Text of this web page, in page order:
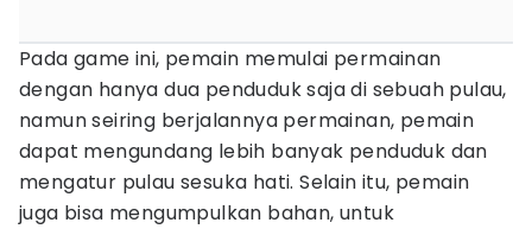
Pada game ini, pemain memulai permainan
dengan hanya dua penduduk saja di sebuah pulau,
namun seiring berjalannya permainan, pemain
dapat mengundang lebih banyak penduduk dan
mengatur pulau sesuka hati. Selain itu, pemain
juga bisa mengumpulkan bahan, untuk